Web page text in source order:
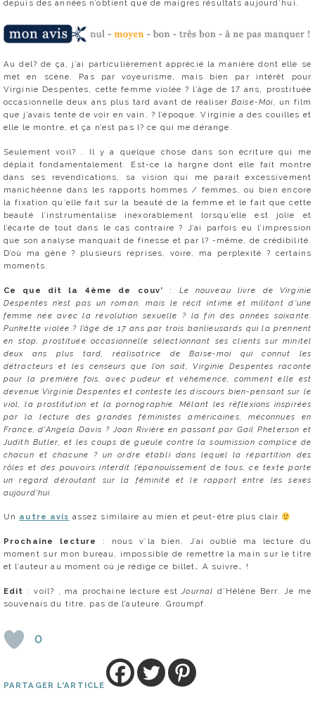
depuis des années n’obtient que de maigres résultats aujourd’hui.
Au del? de ça, j’ai particulièrement apprécié la manière dont elle se
met en scène. Pas par voyeurisme, mais bien par intérêt pour
Virginie Despentes, cette femme violée ? l’âge de 17 ans, prostituée
occasionnelle deux ans plus tard avant de réaliserBaise-Moi, un film
que j’avais tenté de voir en vain, ? l’époque. Virginie a des couilles et
elle le montre, et ça n’est pas l? ce qui me dérange.
Seulement voil? . Il y a quelque chose dans son écriture qui me
déplait fondamentalement. Est-ce la hargne dont elle fait montre
dans ses revendications, sa vision qui me parait excessivement
manichéenne dans les rapports hommes / femmes, ou bien encore
la fixation qu’elle fait sur la beauté de la femme et le fait que cette
beauté l’instrumentalise inexorablement lorsqu’elle est jolie et
l’écarte de tout dans le cas contraire ? J’ai parfois eu l’impression
que son analyse manquait de finesse et par l? -même, de crédibilité.
D’où ma gène ? plusieurs reprises, voire, ma perplexité ? certains
moments.
Ce que dit la 4ème de couv’ : Le nouveau livre de Virginie
Despentes n’est pas un roman, mais le récit intime et militant d’une
femme née avec la révolution sexuelle ? la fin des années soixante.
Punkette violée ? l’âge de 17 ans par trois banlieusards qui la prennent
en stop, prostituée occasionnelle sélectionnant ses clients sur minitel
deux ans plus tard, réalisatrice de Baise-moi qui connut les
détracteurs et les censeurs que l’on sait, Virginie Despentes raconte
pour la première fois, avec pudeur et véhémence, comment elle est
devenue Virginie Despentes et conteste les discours bien-pensant sur le
viol, la prostitution et la pornographie. Mêlant les réflexions inspirées
par la lecture des grandes féministes américaines, méconnues en
France, d’Angela Davis ? Joan Rivière en passant par Gail Pheterson et
Judith Butler, et les coups de gueule contre la soumission complice de
chacun et chacune ? un ordre établi dans lequel la répartition des
rôles et des pouvoirs interdit l’épanouissement de tous, ce texte porte
un regard déroutant sur la féminité et le rapport entre les sexes
aujourd’hui.
Un autre avis assez similaire au mien et peut-être plus clair
Prochaine lecture
: nous v’la bien. J’ai oublié ma lecture du
moment sur mon bureau, impossible de remettre la main sur le titre
et l’auteur au moment où je rédige ce billet… A suivre… !
Edit : voil? , ma prochaine lecture estJournal d’Hélène Berr. Je me
souvenais du titre, pas de l’auteure. Groumpf.
0
PARTAGER L'ARTICLE